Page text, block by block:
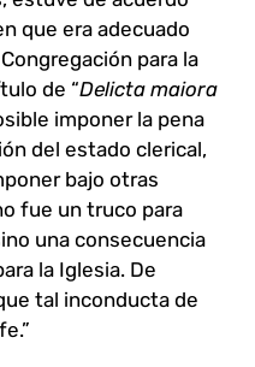
que era adecuado
para la
de “Delicta maiora
imponer la pena
del estado clerical,
bajo otras
fue un truco para
una consecuencia
la Iglesia. De
tal inconducta de